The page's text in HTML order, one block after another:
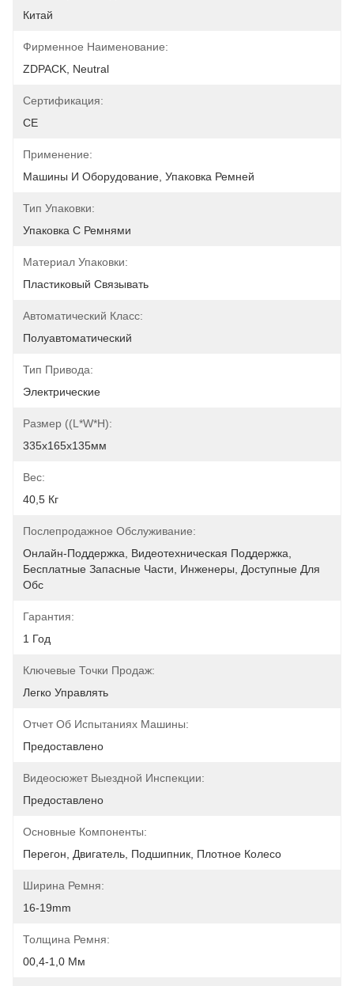
Китай
Фирменное Наименование:
ZDPACK, Neutral
Сертификация:
CE
Применение:
Машины И Оборудование, Упаковка Ремней
Тип Упаковки:
Упаковка С Ремнями
Материал Упаковки:
Пластиковый Связывать
Автоматический Класс:
Полуавтоматический
Тип Привода:
Электрические
Размер ((L*W*H):
335х165х135мм
Вес:
40,5 Кг
Послепродажное Обслуживание:
Онлайн-Поддержка, Видеотехническая Поддержка,
Бесплатные Запасные Части, Инженеры, Доступные Для
Обс
Гарантия:
1 Год
Ключевые Точки Продаж:
Легко Управлять
Отчет Об Испытаниях Машины:
Предоставлено
Видеосюжет Выездной Инспекции:
Предоставлено
Основные Компоненты:
Перегон, Двигатель, Подшипник, Плотное Колесо
Ширина Ремня:
16-19mm
Толщина Ремня:
00,4-1,0 Мм